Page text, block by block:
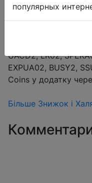
#Aliexpress
Промокод на вибір
UACD2, LR02,
EXPUA02, BUSY2,
Coins у додатку
Більше Знижок і
популярных